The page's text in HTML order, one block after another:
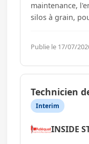
maintenance,
silos à grain,
à taille
équipements
Publie le 17/07/
Technicien
Interim
INSIDE